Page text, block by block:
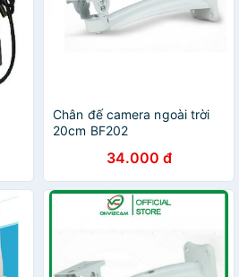
Chân đế camera ngoài trời
20cm BF202
34.000 đ